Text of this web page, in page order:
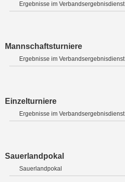
Ergebnisse im Verbandsergebnisdienst
Mannschaftsturniere
Ergebnisse im Verbandsergebnisdienst
Einzelturniere
Ergebnisse im Verbandsergebnisdienst
Sauerlandpokal
Sauerlandpokal